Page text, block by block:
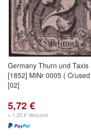
Germany Thurn und Taxis
[1852] MiNr 0005 ( O/
[02]
5,72 €
+ 1,20 € Versand